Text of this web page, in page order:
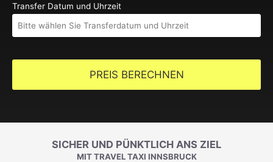
Transfer Datum und Uhrzeit
PREIS BERECHNEN
SICHER UND PÜNKTLICH ANS ZIEL
MIT TRAVEL TAXI INNSBRUCK